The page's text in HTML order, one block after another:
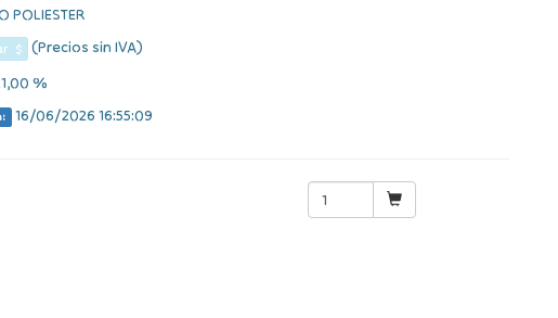
POLIESTER
$ (Precios sin IVA)
%
16/06/2026 16:55:09